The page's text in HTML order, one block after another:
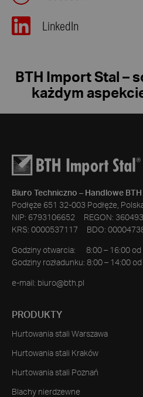
LinkedIn
BTH Import Stal –
każdym
Biuro Techniczno – Handlowe
Podłęże 651 32-003 Podłęże,
NIP: 6793106652 REGON:
KRS: 0000537117 BDO:
Godziny otwarcia: 8:00 – 16:00 od
Godziny rozładunku: 8:00 – 14:00
e-mail: biuro@bth.pl
PRODUKTY
Hurtowania stali Warszawa
Hurtowania stali Kraków
Hurtowania stali Poznań
Blachy nierdzewne